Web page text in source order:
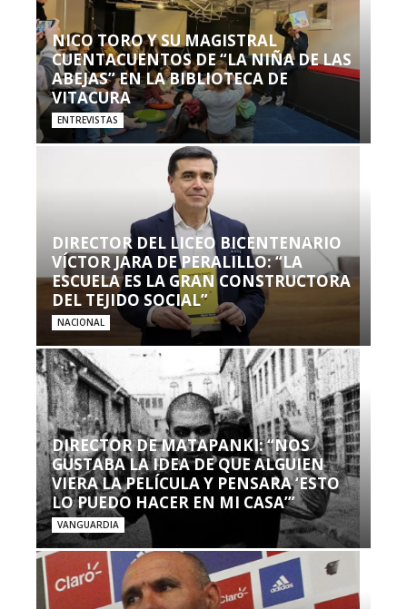
NICO TORO Y SU MAGISTRAL
CUENTACUENTOS DE “LA NIÑA DE LAS
ABEJAS” EN LA BIBLIOTECA DE
VITACURA
ENTREVISTAS
DIRECTOR DEL LICEO BICENTENARIO
VÍCTOR JARA DE PERALILLO: “LA
ESCUELA ES LA GRAN CONSTRUCTORA
DEL TEJIDO SOCIAL”
NACIONAL
DIRECTOR DE MATAPANKI: “NOS
GUSTABA LA IDEA DE QUE ALGUIEN
VIERA LA PELÍCULA Y PENSARA ‘ESTO
LO PUEDO HACER EN MI CASA’”
VANGUARDIA